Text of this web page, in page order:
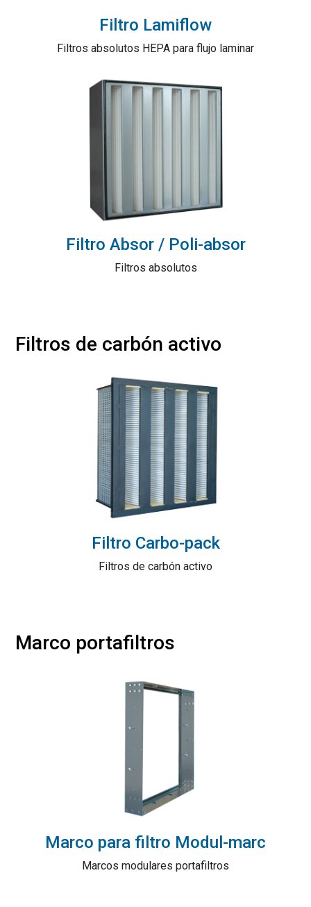
Filtro Lamiflow
Filtros absolutos HEPA para flujo laminar
Filtro Absor / Poli-absor
Filtros absolutos
Filtros de carbón activo
Filtro Carbo-pack
Filtros de carbón activo
Marco portafiltros
Marco para filtro Modul-marc
Marcos modulares portafiltros